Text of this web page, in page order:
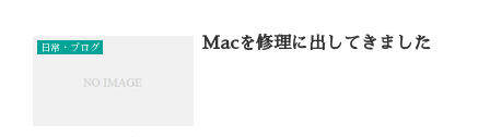
日常・ブログ Macを修理に出してきました